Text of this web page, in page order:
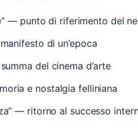
— punto di riferimento del
di un’epoca
del cinema d’arte
e nostalgia felliniana
— ritorno al successo